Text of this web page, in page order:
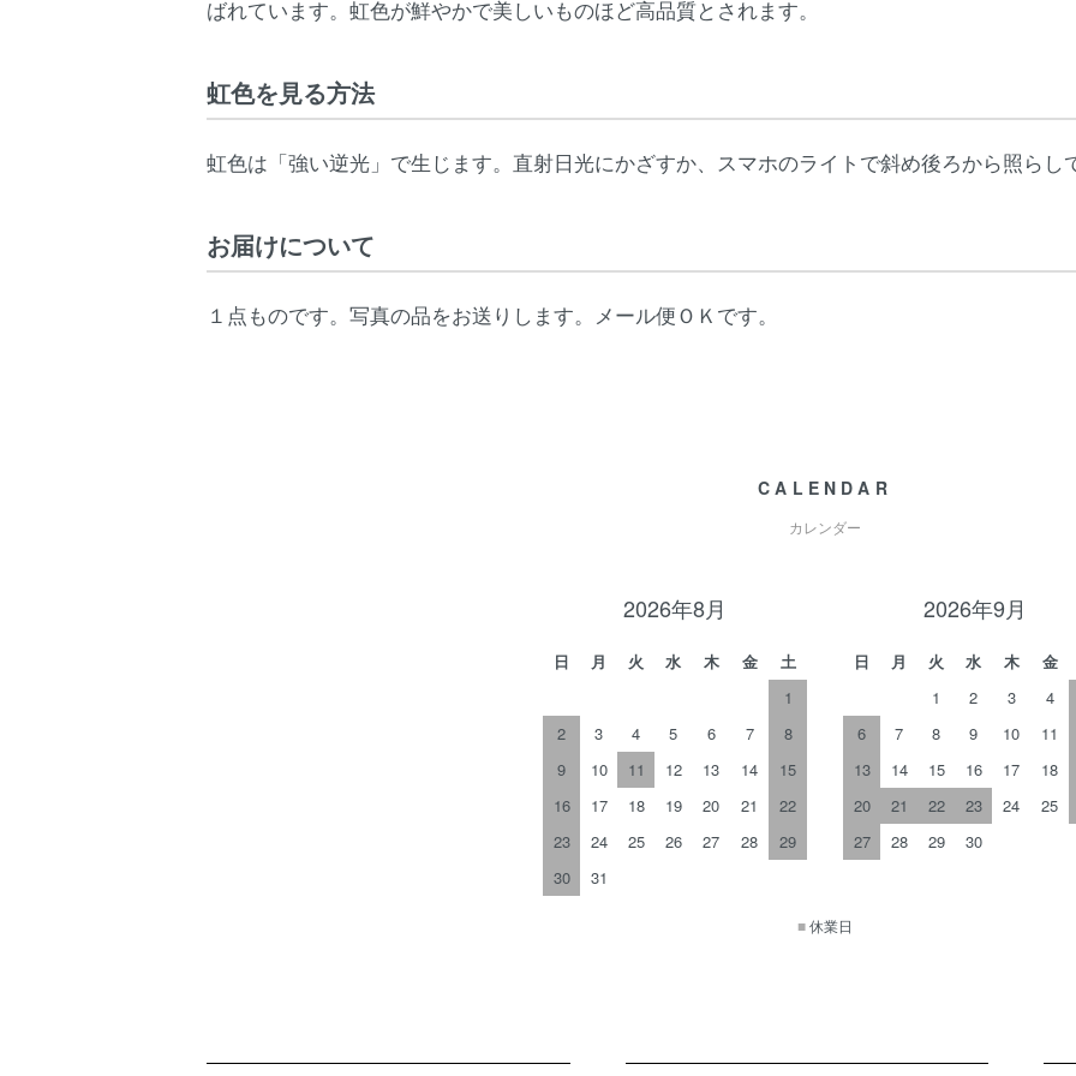
ばれています。虹色が鮮やかで美しいものほど高品質とされます。
虹色を見る方法
虹色は「強い逆光」で生じます。直射日光にかざすか、スマホのライトで斜め後ろから照らし
お届けについて
１点ものです。写真の品をお送りします。メール便ＯＫです。
CALENDAR
カレンダー
2026年8月
日 月 火 水 木 金
土
1
2
3 4 5 6 7
8
9
10 11 12 13 14
15
16
17 18 19 20 21
22
23
24 25 26 27 28
29
30
31
2026年9月
日 月 火 水 木 金
1
2 3 4
6
7 8 9 10 11
13
14 15 16 17 18
20
21 22 23 24 25
27
28 29 30
■休業日